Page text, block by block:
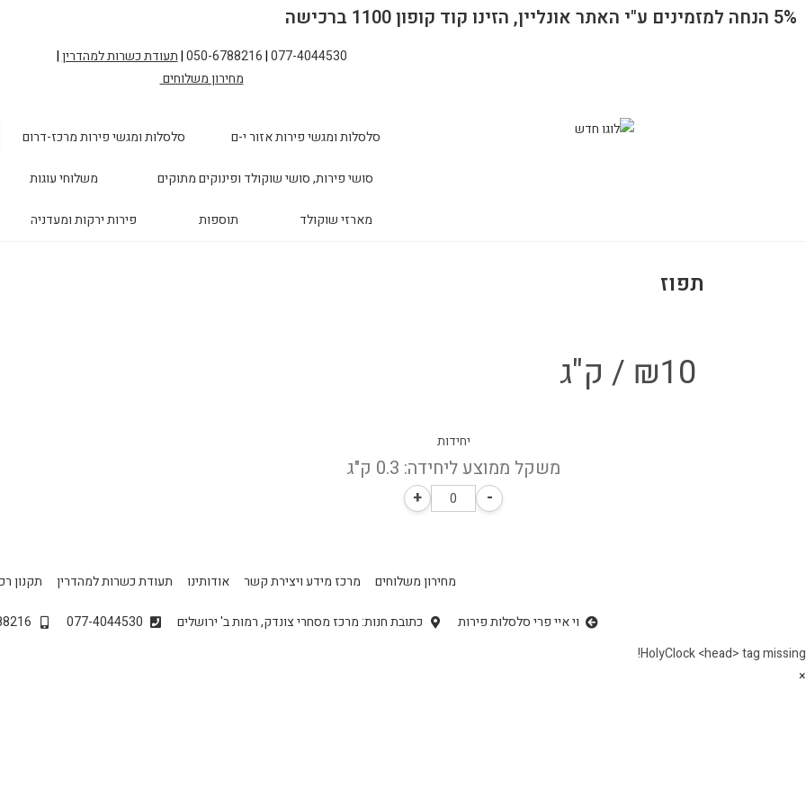
5% הנחה למזמינים ע"י האתר אונליין, הזינו קוד קופון 1100 ברכישה
077-4044530
|
050-6788216
|תעודת כשרות למהדרין|
מחירון משלוחים
סלסלות ומגשי פירות אזור י-ם סלסלות ומגשי פירות מרכז-דרום
סושי פירות, סושי שוקולד ופינוקים מתוקים משלוחי עוגות
מארזי שוקולד תוספות פירות ירקות ומעדניה
תפוז
₪10 / ק"ג
יחידות
משקל ממוצע ליחידה: 0.3 ק"ג
-
+
מחירון משלוחים מרכז מידע ויצירת קשר אודותינו תעודת כשרות למהדרין תקנון
וי איי פרי סלסלות פירות כתובת חנות: מרכז מסחרי צונדק, רמות ב' ירושלים 077-4044530
HolyClock <head> tag missing!
×